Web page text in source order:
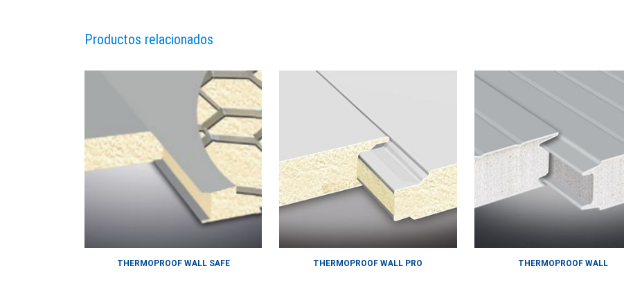
Productos relacionados
THERMOPROOF WALL SAFE THERMOPROOF WALL PRO THERMOPROOF WALL